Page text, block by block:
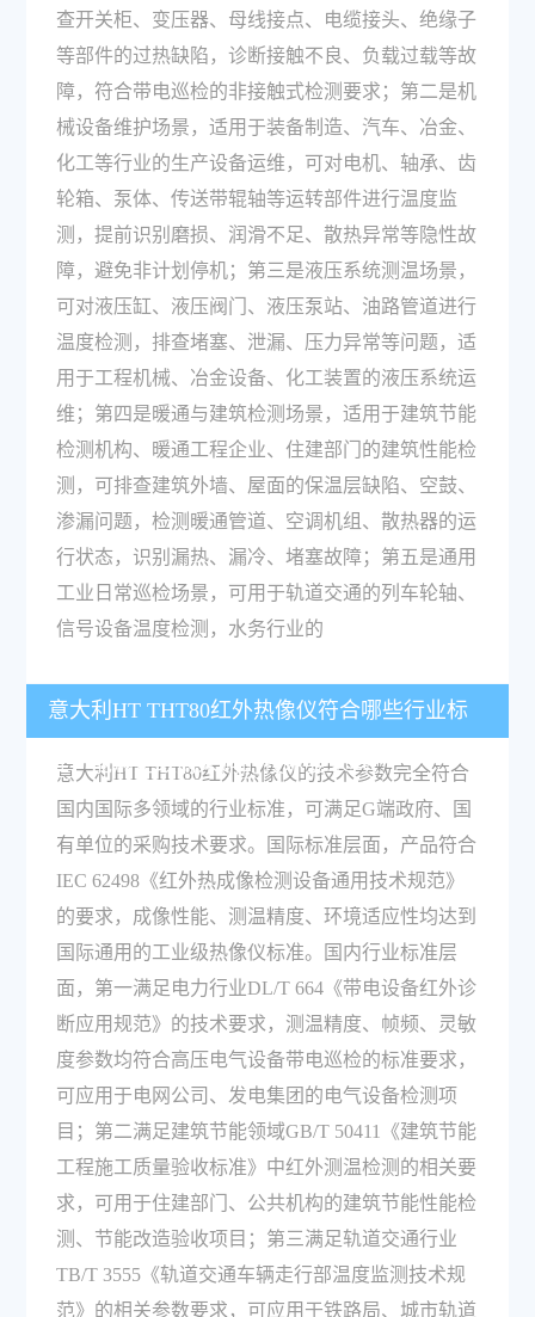
查开关柜、变压器、母线接点、电缆接头、绝缘子
等部件的过热缺陷，诊断接触不良、负载过载等故
障，符合带电巡检的非接触式检测要求；第二是机
械设备维护场景，适用于装备制造、汽车、冶金、
化工等行业的生产设备运维，可对电机、轴承、齿
轮箱、泵体、传送带辊轴等运转部件进行温度监
测，提前识别磨损、润滑不足、散热异常等隐性故
障，避免非计划停机；第三是液压系统测温场景，
可对液压缸、液压阀门、液压泵站、油路管道进行
温度检测，排查堵塞、泄漏、压力异常等问题，适
用于工程机械、冶金设备、化工装置的液压系统运
维；第四是暖通与建筑检测场景，适用于建筑节能
检测机构、暖通工程企业、住建部门的建筑性能检
测，可排查建筑外墙、屋面的保温层缺陷、空鼓、
渗漏问题，检测暖通管道、空调机组、散热器的运
行状态，识别漏热、漏冷、堵塞故障；第五是通用
工业日常巡检场景，可用于轨道交通的列车轮轴、
信号设备温度检测，水务行业的
意大利HT THT80红外热像仪符合哪些行业标
准，能满足政府采购的技术要求吗？
意大利HT THT80红外热像仪的技术参数完全符合
国内国际多领域的行业标准，可满足G端政府、国
有单位的采购技术要求。国际标准层面，产品符合
IEC 62498《红外热成像检测设备通用技术规范》
的要求，成像性能、测温精度、环境适应性均达到
国际通用的工业级热像仪标准。国内行业标准层
面，第一满足电力行业DL/T 664《带电设备红外诊
断应用规范》的技术要求，测温精度、帧频、灵敏
度参数均符合高压电气设备带电巡检的标准要求，
可应用于电网公司、发电集团的电气设备检测项
目；第二满足建筑节能领域GB/T 50411《建筑节能
工程施工质量验收标准》中红外测温检测的相关要
求，可用于住建部门、公共机构的建筑节能性能检
测、节能改造验收项目；第三满足轨道交通行业
TB/T 3555《轨道交通车辆走行部温度监测技术规
范》的相关参数要求，可应用于铁路局、城市轨道